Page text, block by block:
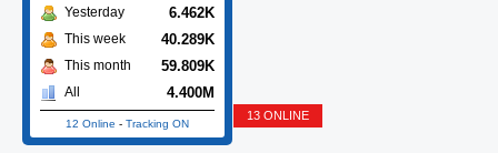
Yesterday 6.462K
This week 40.289K
This month 59.809K
All 4.400M
12 Online - Tracking ON
13 ONLINE